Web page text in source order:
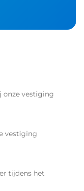
onze vestiging
vestiging
tijdens het